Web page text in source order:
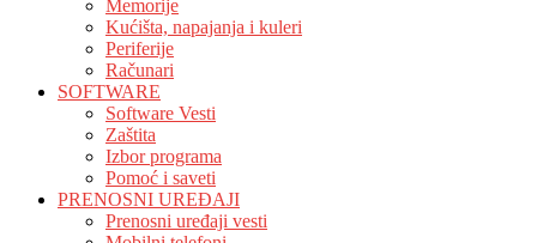
Memorije
Kućišta, napajanja i kuleri
Periferije
Računari
SOFTWARE
Software Vesti
Zaštita
Izbor programa
Pomoć i saveti
PRENOSNI UREĐAJI
Prenosni uređaji vesti